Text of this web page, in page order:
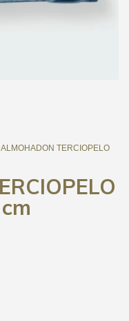
ALMOHADON TERCIOPELO